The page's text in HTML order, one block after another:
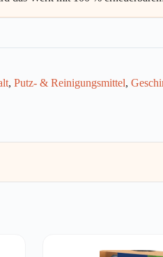
, Putz- & Reinigungsmittel,